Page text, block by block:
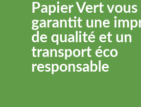
Papier Vert vous
garantit une
de qualité et un
transport éco
responsable